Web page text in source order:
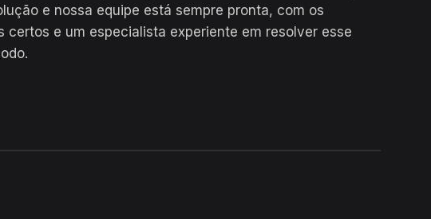
e nossa equipe está sempre pronta, com os
certos e um especialista experiente em resolver esse